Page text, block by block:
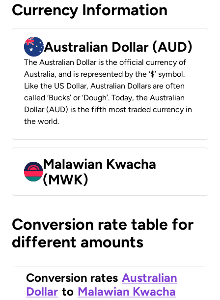
Currency Information
Australian Dollar (AUD)
The Australian Dollar is the official currency of
Australia, and is represented by the ‘$’ symbol.
Like the US Dollar, Australian Dollars are often
called ‘Bucks’ or ‘Dough’. Today, the Australian
Dollar (AUD) is the fifth most traded currency in
the world.
Malawian Kwacha
(MWK)
Conversion rate table for
different amounts
Conversion rates Australian
Dollar to Malawian Kwacha